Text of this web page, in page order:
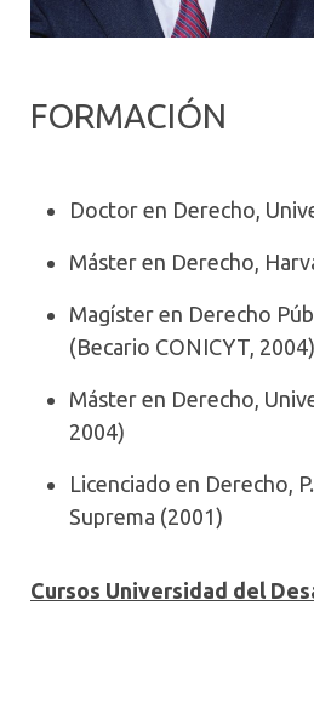
FORMACIÓN
Doctor en Derecho,
Máster en Derecho,
Magíster en Derecho
(Becario CONICYT, 2004)
Máster en Derecho,
2004)
Licenciado en Derecho,
Suprema (2001)
Cursos Universidad del